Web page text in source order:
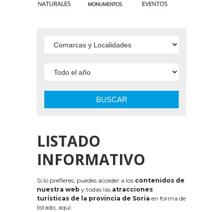
BUSCAR
LISTADO
INFORMATIVO
Si lo prefieres, puedes acceder a los contenidos de
nuestra web y todas las atracciones
turísticas de la provincia de Soria en forma de
listado, aquí: